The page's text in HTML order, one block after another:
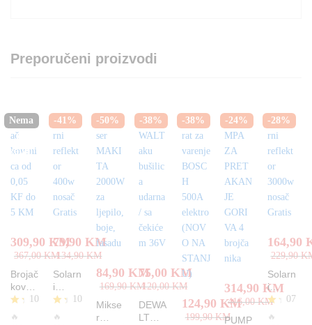
Preporučeni proizvodi
Nema
na
zalihi
309,90 KM
367,00KM
Brojač
kovani
ca od
0,05
Oc
10
🔥
-41%
79,90KM
134,90KM
Solarn
i
reflekt
or
O
10
🔥
-50%
84,90 KM
169,90KM
Mikse
r
-38%
75,00KM
120,00KM
DEWA
LT
-38%
124,90 KM
199,90KM
-24%
314,90KM
416,00KM
PUMP
-28%
164,90
229,90
Solarn
i
reflekt
or
O
07
🔥